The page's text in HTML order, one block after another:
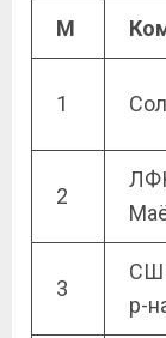
М
1
2
3
СШ
р-